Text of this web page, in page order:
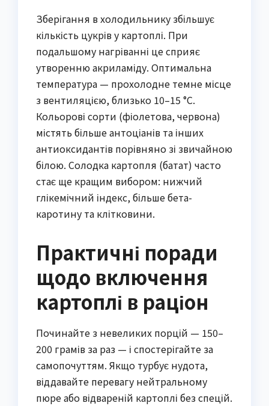
Зберігання в холодильнику збільшує
кількість цукрів у картоплі. При
подальшому нагріванні це сприяє
утворенню акриламіду. Оптимальна
температура — прохолодне темне місце
з вентиляцією, близько 10–15 °C.
Кольорові сорти (фіолетова, червона)
містять більше антоціанів та інших
антиоксидантів порівняно зі звичайною
білою. Солодка картопля (батат) часто
стає ще кращим вибором: нижчий
глікемічний індекс, більше бета-
каротину та клітковини.
Практичні поради
щодо включення
картоплі в раціон
Починайте з невеликих порцій — 150–
200 грамів за раз — і спостерігайте за
самопочуттям. Якщо турбує нудота,
віддавайте перевагу нейтральному
пюре або відвареній картоплі без спецій.